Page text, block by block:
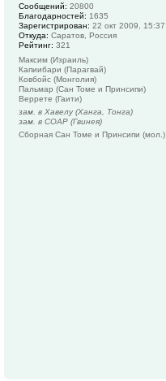
Сообщений: 20800
Благодарностей: 1635
Зарегистрирован: 22 окт 2009, 15:37
Откуда: Саратов, Россия
Рейтинг: 321
Максим (Израиль)
Капиибари (Парагвай)
Ковбойс (Монголия)
Пальмар (Сан Томе и Принсипи)
Веррете (Гаити)
зам. в Хавелу (Ханга, Тонга)
зам. в СОАР (Гвинея)
Сборная Сан Томе и Принсипи (мол.)